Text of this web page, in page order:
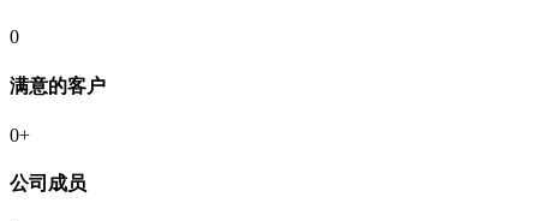
0
满意的客户
0+
公司成员